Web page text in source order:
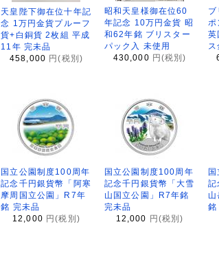
天皇陛下御在位十年記
念 1万円金貨プルーフ
貨+白銅貨 2枚組 平成
11年 完未品
458,000 円(税別)
昭和天皇様御在位60
年記念 10万円金貨 昭
和62年銘 ブリスター
パック入 未使用
430,000 円(税別)
英
国立公園制度100周年
記念千円銀貨幣「阿寒
摩周国立公園」R7年
銘 完未品
12,000 円(税別)
国立公園制度100周年
記念千円銀貨幣「大雪
山国立公園」R7年銘
完未品
12,000 円(税別)
記
山
銘